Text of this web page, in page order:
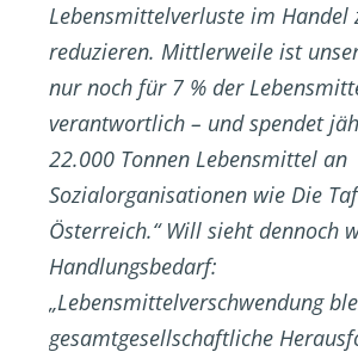
Lebensmittelverluste im Handel
reduzieren. Mittlerweile ist
nur noch für 7 % der
verantwortlich – und spendet
22.000 Tonnen Lebensmittel an
Sozialorganisationen wie Die
Österreich.“ Will sieht dennoch
Handlungsbedarf:
„Lebensmittelverschwendung
gesamtgesellschaftliche